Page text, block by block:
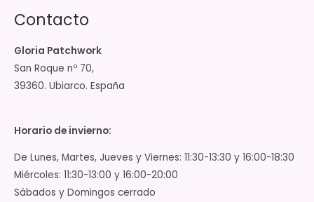
Contacto
Gloria Patchwork
San Roque nº 70,
39360. Ubiarco. España
Horario de invierno:
De Lunes, Martes, Jueves y Viernes: 11:30-13:30 y 16:00-18:30
Miércoles: 11:30-13:00 y 16:00-20:00
Sábados y Domingos cerrado